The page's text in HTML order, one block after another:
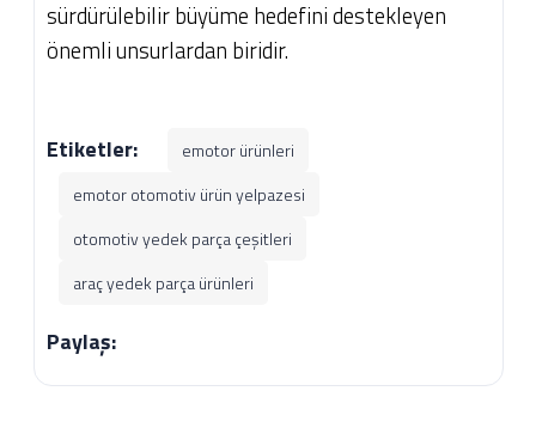
sürdürülebilir büyüme hedefini destekleyen
önemli unsurlardan biridir.
Etiketler:
emotor ürünleri
emotor otomotiv ürün yelpazesi
otomotiv yedek parça çeşitleri
araç yedek parça ürünleri
Paylaş: